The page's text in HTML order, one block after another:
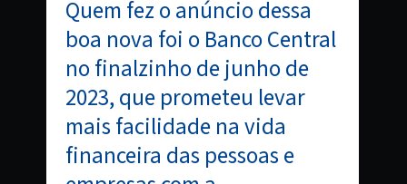
Quem fez o anúncio dessa
boa nova foi o Banco Central
no finalzinho de junho de
2023, que prometeu levar
mais facilidade na vida
financeira das pessoas e